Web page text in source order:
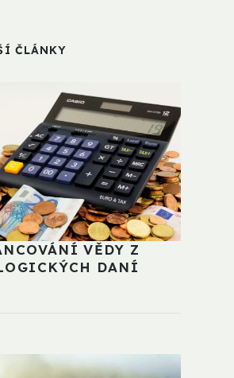
ČLÁNKY
VĚDY Z
DANÍ